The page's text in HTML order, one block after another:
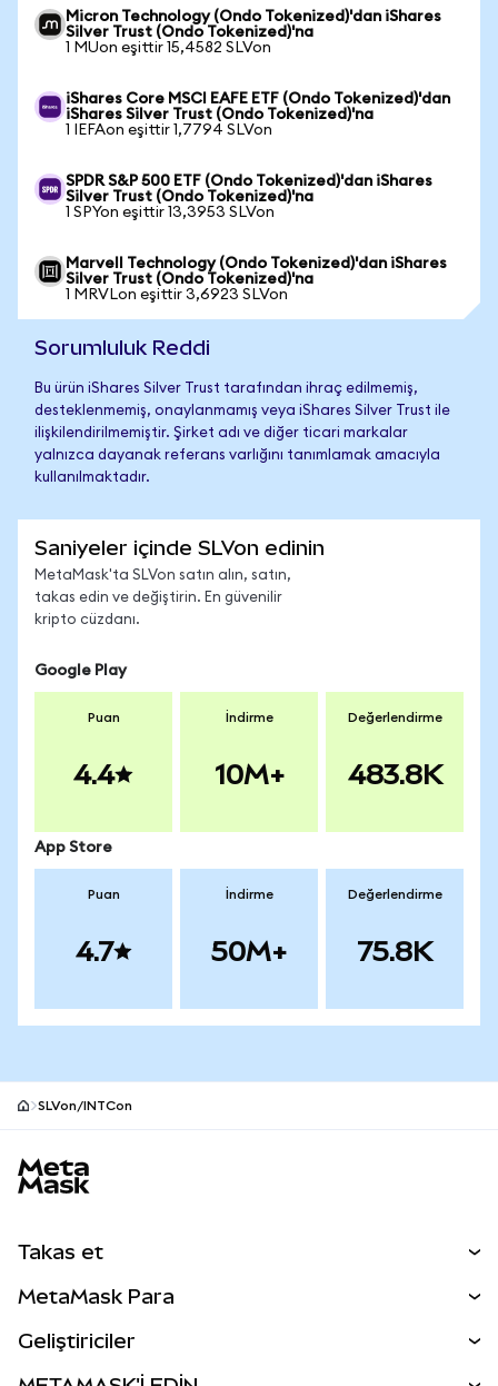
Micron Technology (Ondo Tokenized)'dan iShares
Silver Trust (Ondo Tokenized)'na
1 MUon eşittir 15,4582 SLVon
iShares Core MSCI EAFE ETF (Ondo Tokenized)'dan
iShares Silver Trust (Ondo Tokenized)'na
1 IEFAon eşittir 1,7794 SLVon
SPDR S&P 500 ETF (Ondo Tokenized)'dan iShares
Silver Trust (Ondo Tokenized)'na
1 SPYon eşittir 13,3953 SLVon
Marvell Technology (Ondo Tokenized)'dan iShares
Silver Trust (Ondo Tokenized)'na
1 MRVLon eşittir 3,6923 SLVon
Sorumluluk Reddi
Bu ürün iShares Silver Trust tarafından ihraç edilmemiş,
desteklenmemiş, onaylanmamış veya iShares Silver Trust ile
ilişkilendirilmemiştir. Şirket adı ve diğer ticari markalar
yalnızca dayanak referans varlığını tanımlamak amacıyla
kullanılmaktadır.
Saniyeler içinde SLVon edinin
MetaMask'ta SLVon satın alın, satın,
takas edin ve değiştirin. En güvenilir
kripto cüzdanı.
Google Play
Puan
4.4
İndirme
10M+
Değerlendirme
483.8K
App Store
Puan
4.7
İndirme
50M+
Değerlendirme
75.8K
SLVon/INTCon
Takas et
Perps
MetaMask Para
Geliştiriciler